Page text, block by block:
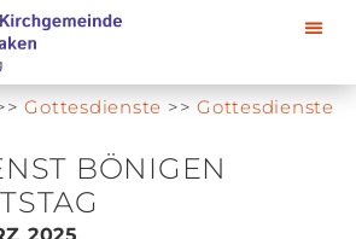
Gottesdienste >> Gottesdienste
BÖNIGEN